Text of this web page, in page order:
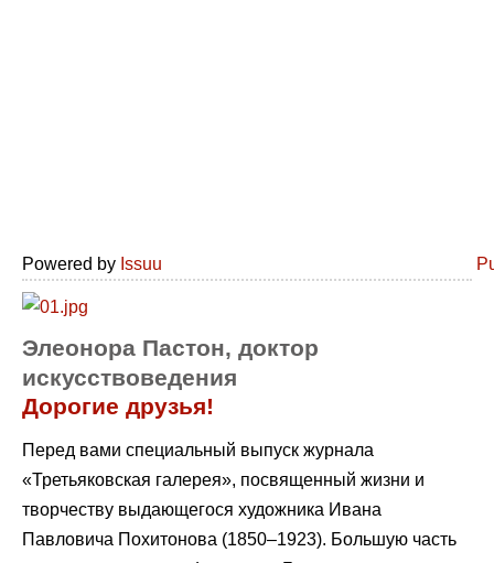
Powered by Issuu
Элеонора Пастон, доктор
искусствоведения
Дорогие друзья!
Перед вами специальный выпуск журнала
«Третьяковская галерея», посвященный жизни и
творчеству выдающегося художника Ивана
Павловича Похитонова (1850–1923). Большую часть